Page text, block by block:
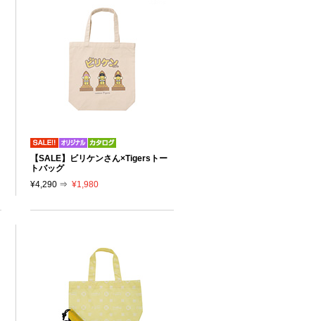
【SALE】ビリケンさん×Tigersトー
トバッグ
¥4,290 ⇒ ¥1,980